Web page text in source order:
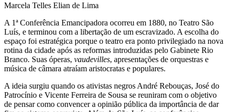
Marcela Telles Elian de Lima
A 1ª Conferência Emancipadora ocorreu em 1880, no Teatro São
Luís, e terminou com a libertação de um escravizado. A escolha do
espaço foi estratégica porque o teatro era ponto privilegiado na nova
rotina da cidade após as reformas introduzidas pelo Gabinete Rio
Branco. Suas óperas, vaudevilles, apresentações de orquestras e
música de câmara atraíam aristocratas e populares.
A ideia surgiu quando os ativistas negros André Rebouças, José do
Patrocínio e Vicente Ferreira de Sousa se reuniram com o objetivo
de pensar como convencer a opinião pública da importância de dar